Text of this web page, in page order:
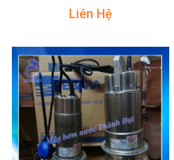
Liên Hệ